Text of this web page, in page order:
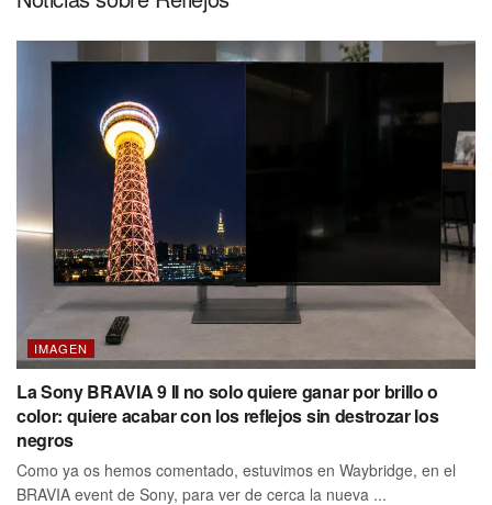
IMAGEN
La Sony BRAVIA 9 II no solo quiere ganar por brillo o
color: quiere acabar con los reflejos sin destrozar los
negros
Como ya os hemos comentado, estuvimos en Waybridge, en el
BRAVIA event de Sony, para ver de cerca la nueva ...